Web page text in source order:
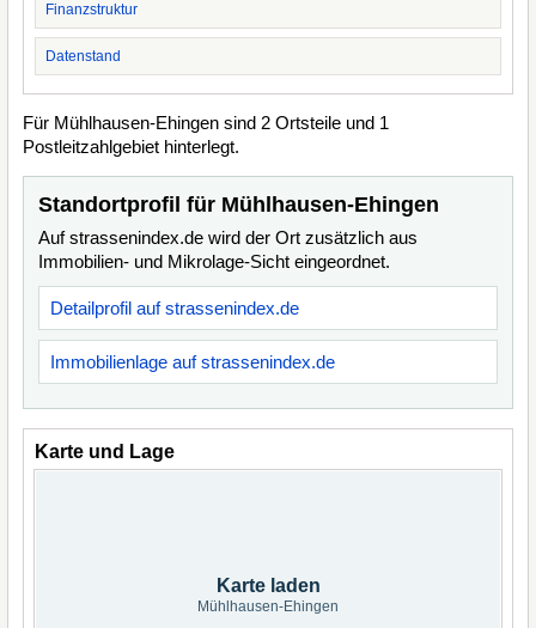
Finanzstruktur
Datenstand
Für Mühlhausen-Ehingen sind 2 Ortsteile und 1
Postleitzahlgebiet hinterlegt.
Standortprofil für Mühlhausen-Ehingen
Auf strassenindex.de wird der Ort zusätzlich aus
Immobilien- und Mikrolage-Sicht eingeordnet.
Detailprofil auf strassenindex.de
Immobilienlage auf strassenindex.de
Karte und Lage
Karte laden
Mühlhausen-Ehingen